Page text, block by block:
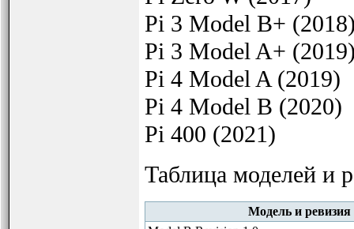
Pi 3 Model B+
Pi 3 Model A+
Pi 4 Model A (2019)
Pi 4 Model B (2020)
Pi 400 (2021)
Таблица моделей и
Модель и ревизия